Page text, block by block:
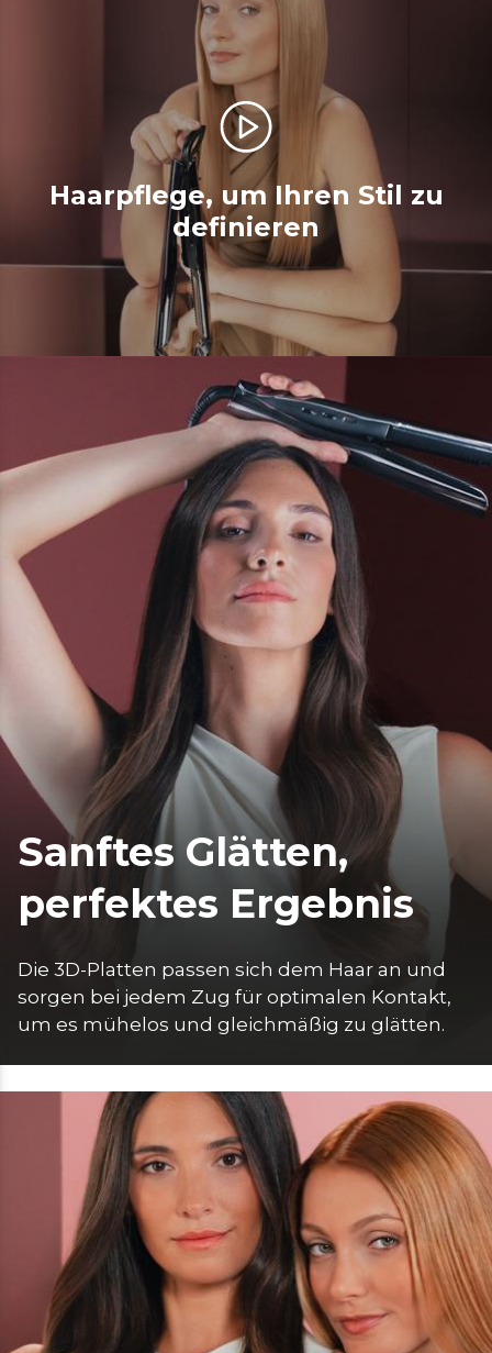
Haarpflege, um Ihren Stil zu
definieren
Sanftes Glätten,
perfektes Ergebnis
Die 3D-Platten passen sich dem Haar an und
sorgen bei jedem Zug für optimalen Kontakt,
um es mühelos und gleichmäßig zu glätten.